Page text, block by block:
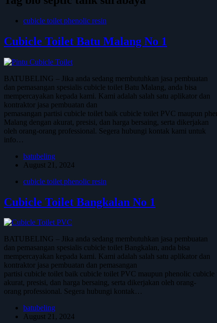
cubicle toilet phenolic resin
Cubicle Toilet Batu Malang No 1
BATUBELING – Jika anda sedang membutuhkan jasa pembuatan
dan pemasangan spesialis cubicle toilet Batu Malang, anda bisa
mempercayakan kepada kami. Kami adalah salah satu aplikator dan
kontraktor jasa pembuatan dan
pemasangan partisi cubicle toilet baik cubicle toilet PVC maupun
Malang dengan akurat, presisi, dan harga bersaing, serta dikerjakan
oleh orang-orang professional. Segera hubungi kontak kami untuk
info…
batubeling
August 21, 2024
cubicle toilet phenolic resin
Cubicle Toilet Bangkalan No 1
BATUBELING – Jika anda sedang membutuhkan jasa pembuatan
dan pemasangan spesialis cubicle toilet Bangkalan, anda bisa
mempercayakan kepada kami. Kami adalah salah satu aplikator dan
kontraktor jasa pembuatan dan pemasangan
partisi cubicle toilet baik cubicle toilet PVC maupun phenolic cubicle
akurat, presisi, dan harga bersaing, serta dikerjakan oleh orang-
orang professional. Segera hubungi kontak…
batubeling
August 21, 2024